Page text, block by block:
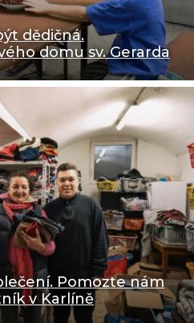
dědičná.
domu sv. Gerarda
Pomozte nám
v Karlíně